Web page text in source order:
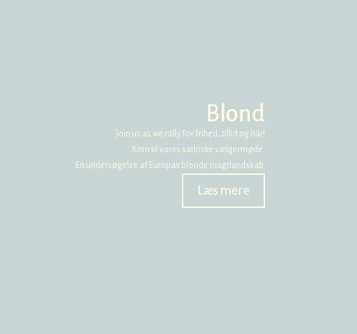
Blond
Join us as we rally for frihed, tillid og hår!
Kom til vores satiriske vælgermøde.
En undersøgelse af Europas blonde magtlandskab.
Læs mere